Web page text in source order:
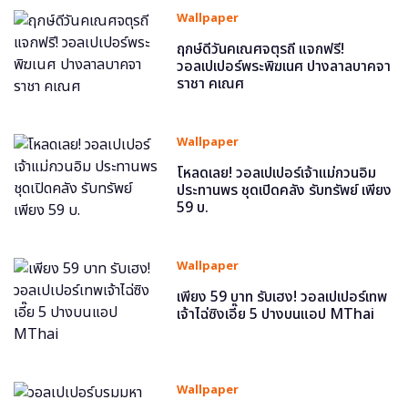
Wallpaper
ฤกษ์ดีวันคเณศจตุรถี แจกฟรี!
วอลเปเปอร์พระพิฆเนศ ปางลาลบาคจา
ราชา คเณศ
Wallpaper
โหลดเลย! วอลเปเปอร์เจ้าแม่กวนอิม
ประทานพร ชุดเปิดคลัง รับทรัพย์ เพียง
59 บ.
Wallpaper
เพียง 59 บาท รับเฮง! วอลเปเปอร์เทพ
เจ้าไฉ่ซิงเอี๊ย 5 ปางบนแอป MThai
Wallpaper